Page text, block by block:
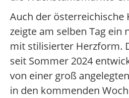
Auch der österreichische
zeigte am selben Tag ein
mit stilisierter Herzform.
seit Sommer 2024
von einer groß
in den kommenden